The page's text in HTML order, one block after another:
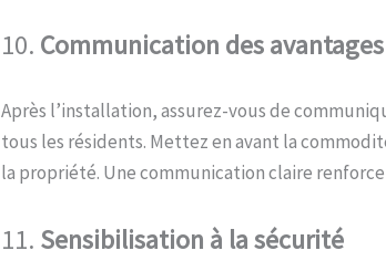
10. Communication desavantages
Après l’installation, assurez-vous de
tous les résidents. Mettez en avant la
la propriété. Une communication claire
11. Sensibilisation à lasécurité